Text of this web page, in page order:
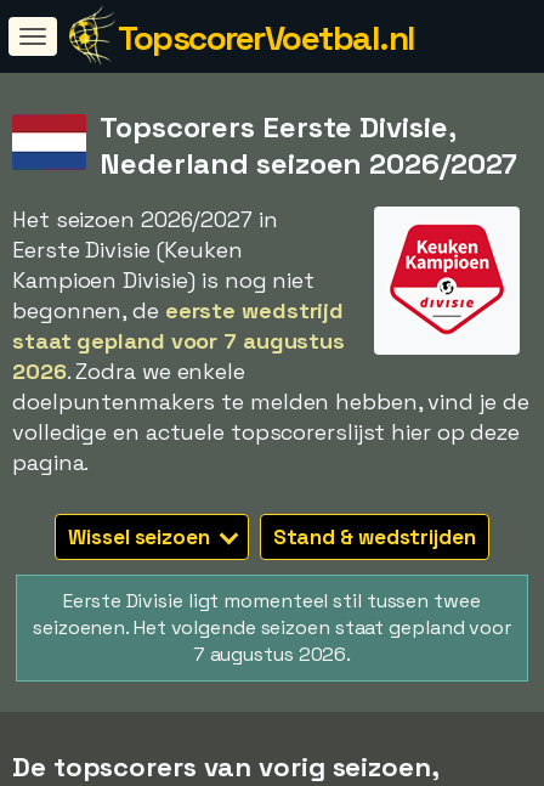
TopscorerVoetbal.nl
Topscorers Eerste Divisie,
Nederland seizoen 2026/2027
Het seizoen 2026/2027 in
Eerste Divisie (Keuken
Kampioen Divisie) is nog niet
begonnen, de eerste wedstrijd
staat gepland voor 7 augustus
2026. Zodra we enkele
doelpuntenmakers te melden hebben, vind je de
volledige en actuele topscorerslijst hier op deze
pagina.
Wissel seizoen Stand & wedstrijden
Eerste Divisie ligt momenteel stil tussen twee
seizoenen. Het volgende seizoen staat gepland voor
7 augustus 2026.
De topscorers van vorig seizoen,